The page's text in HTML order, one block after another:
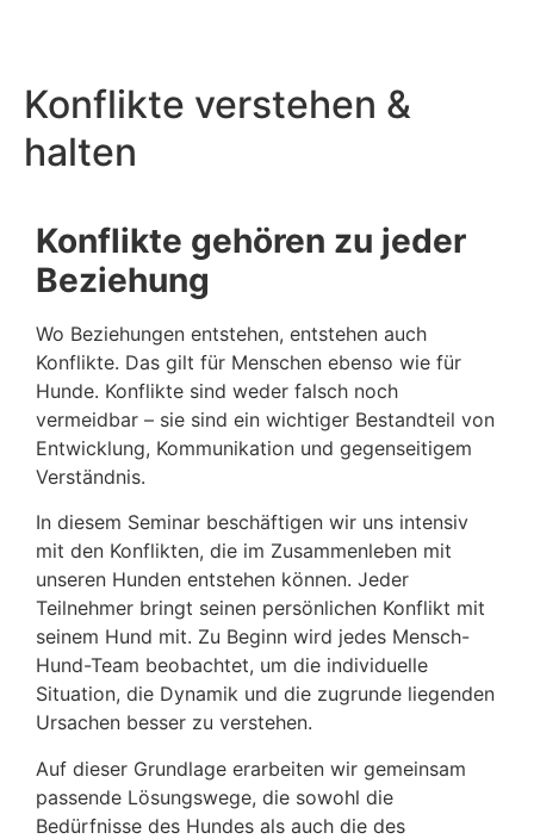
Konflikte verstehen &
halten
Konflikte gehören zu jeder
Beziehung
Wo Beziehungen entstehen, entstehen auch
Konflikte. Das gilt für Menschen ebenso wie für
Hunde. Konflikte sind weder falsch noch
vermeidbar – sie sind ein wichtiger Bestandteil von
Entwicklung, Kommunikation und gegenseitigem
Verständnis.
In diesem Seminar beschäftigen wir uns intensiv
mit den Konflikten, die im Zusammenleben mit
unseren Hunden entstehen können. Jeder
Teilnehmer bringt seinen persönlichen Konflikt mit
seinem Hund mit. Zu Beginn wird jedes Mensch-
Hund-Team beobachtet, um die individuelle
Situation, die Dynamik und die zugrunde liegenden
Ursachen besser zu verstehen.
Auf dieser Grundlage erarbeiten wir gemeinsam
passende Lösungswege, die sowohl die
Bedürfnisse des Hundes als auch die des